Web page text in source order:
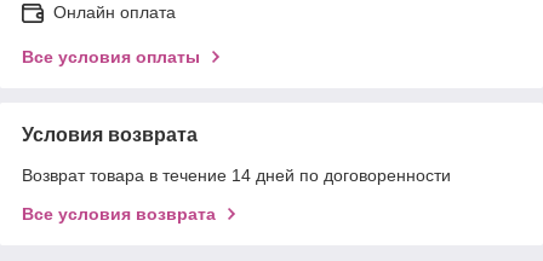
Онлайн оплата
Все условия оплаты
Условия возврата
Возврат товара в течение 14 дней по договоренности
Все условия возврата